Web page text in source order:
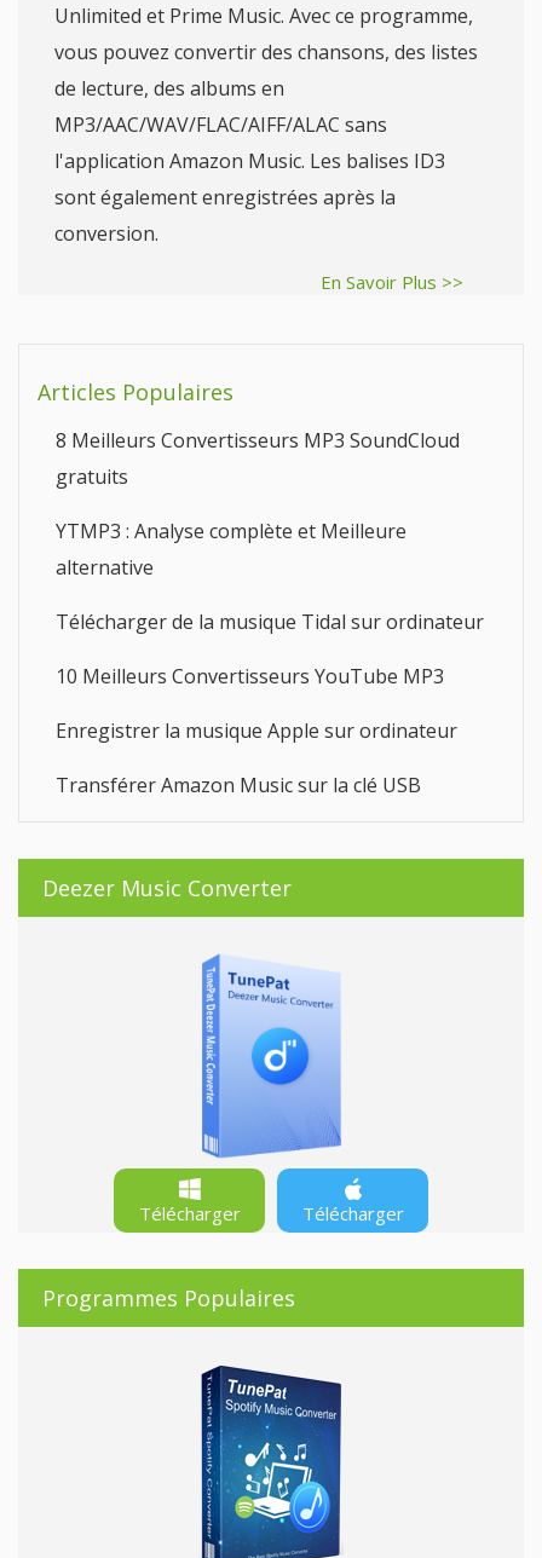
Unlimited et Prime Music. Avec ce programme,
vous pouvez convertir des chansons, des listes
de lecture, des albums en
MP3/AAC/WAV/FLAC/AIFF/ALAC sans
l'application Amazon Music. Les balises ID3
sont également enregistrées après la
conversion.
En Savoir Plus >>
Articles Populaires
8 Meilleurs Convertisseurs MP3 SoundCloud
gratuits
YTMP3 : Analyse complète et Meilleure
alternative
Télécharger de la musique Tidal sur ordinateur
10 Meilleurs Convertisseurs YouTube MP3
Enregistrer la musique Apple sur ordinateur
Transférer Amazon Music sur la clé USB
Deezer Music Converter
Télécharger Télécharger
Programmes Populaires